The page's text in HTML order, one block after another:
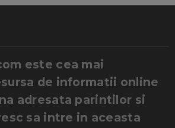
este cea mai
de informatii online
adresata parintilor si
sa intre in aceasta